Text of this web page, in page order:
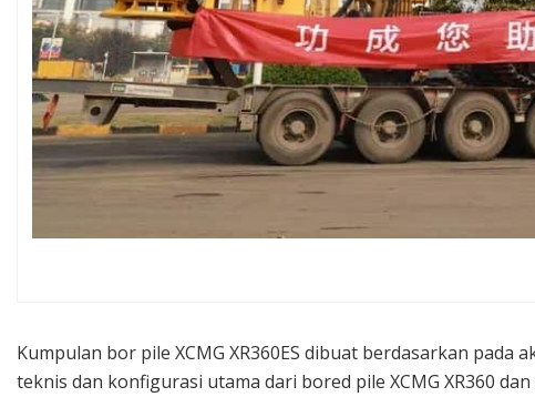
Kumpulan bor pile XCMG XR360ES dibuat berdasarkan
teknis dan konfigurasi utama dari bored pile XCMG XR360